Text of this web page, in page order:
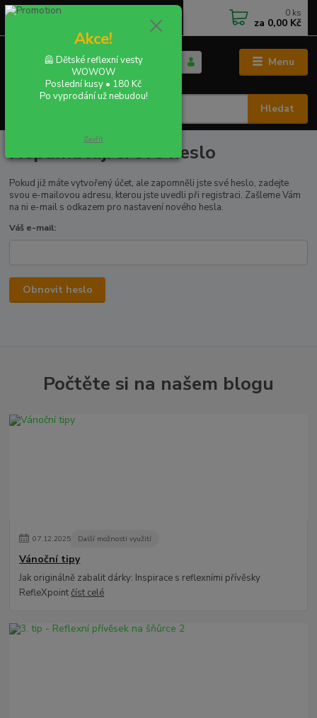
Menu
CZK
Hledat
+420 702 855 412
0 ks
za 0,00 Kč
Nepamatuji si své heslo
Pokud již máte vytvořený účet, ale zapomněli jste své heslo, zadejte
svou e-mailovou adresu, kterou jste uvedli při registraci. Zašleme Vám
na ni e-mail s odkazem pro nastavení nového hesla.
Váš e-mail:
Obnovit heslo
Počtěte si na našem blogu
07.12.2025 Další možnosti využití
Vánoční tipy
Jak originálně zabalit dárky: Inspirace s reflexními přívěsky
RefleXpointčíst celé
Akce!
🦺 Dětské reflexní vesty
WOWOW
Poslední kusy • 180 Kč
Po vyprodání už nebudou!
Zavřít